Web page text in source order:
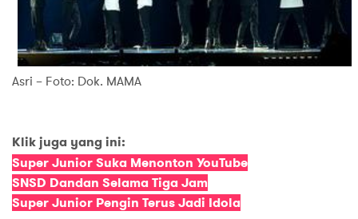
Asri – Foto: Dok. MAMA
Klik juga yang ini:
Super Junior Suka Menonton YouTube
SNSD Dandan Selama Tiga Jam
Super Junior Pengin Terus Jadi Idola